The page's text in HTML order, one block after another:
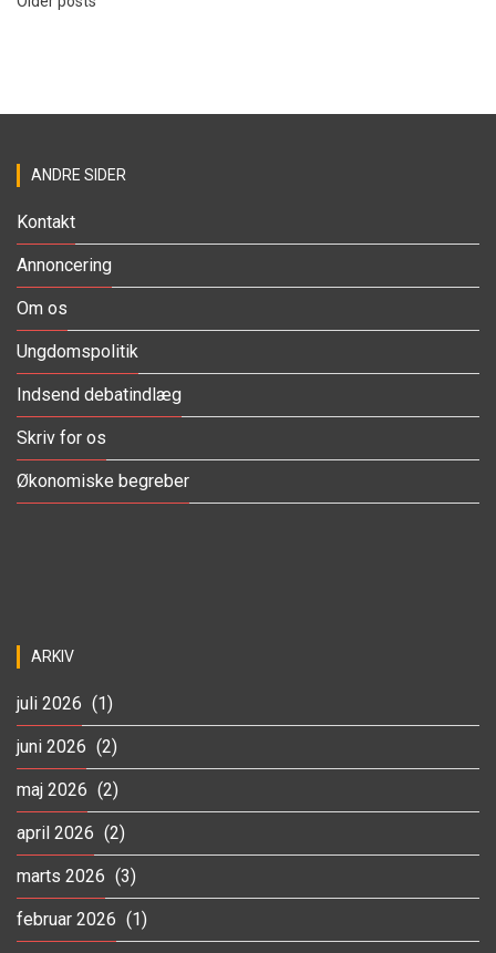
ANDRE SIDER
Kontakt
Annoncering
Om os
Ungdomspolitik
Indsend debatindlæg
Skriv for os
Økonomiske begreber
ARKIV
juli 2026 (1)
juni 2026 (2)
maj 2026 (2)
april 2026 (2)
marts 2026 (3)
februar 2026 (1)